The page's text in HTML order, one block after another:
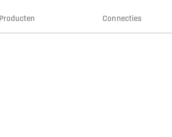
Producten Connecties